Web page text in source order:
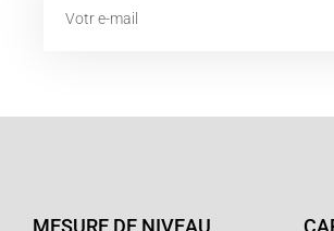
MESURE DE NIVEAU